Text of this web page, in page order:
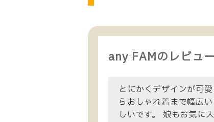
any FAMのレビュ
とにかくデザインが可
らおしゃれ着まで幅広
しいです。 娘もお気に